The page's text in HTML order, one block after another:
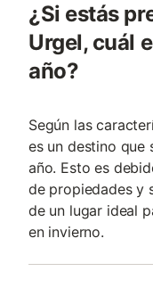
¿Si estás
Urgel, cuál
año?
Según las
es un destino que
año. Esto es
de propiedades y
de un lugar ideal
en invierno.